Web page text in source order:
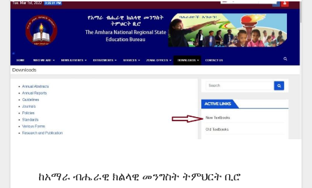
ከአማራ ብሔራዊ ክልላዊ መንግስት ትምህርት ቢሮ